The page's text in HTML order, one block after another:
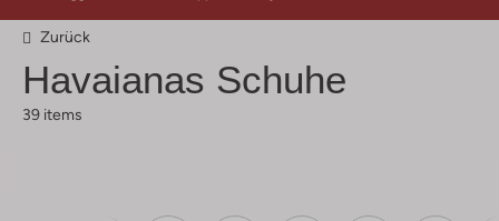
Zurück
Havaianas Schuhe
39 items